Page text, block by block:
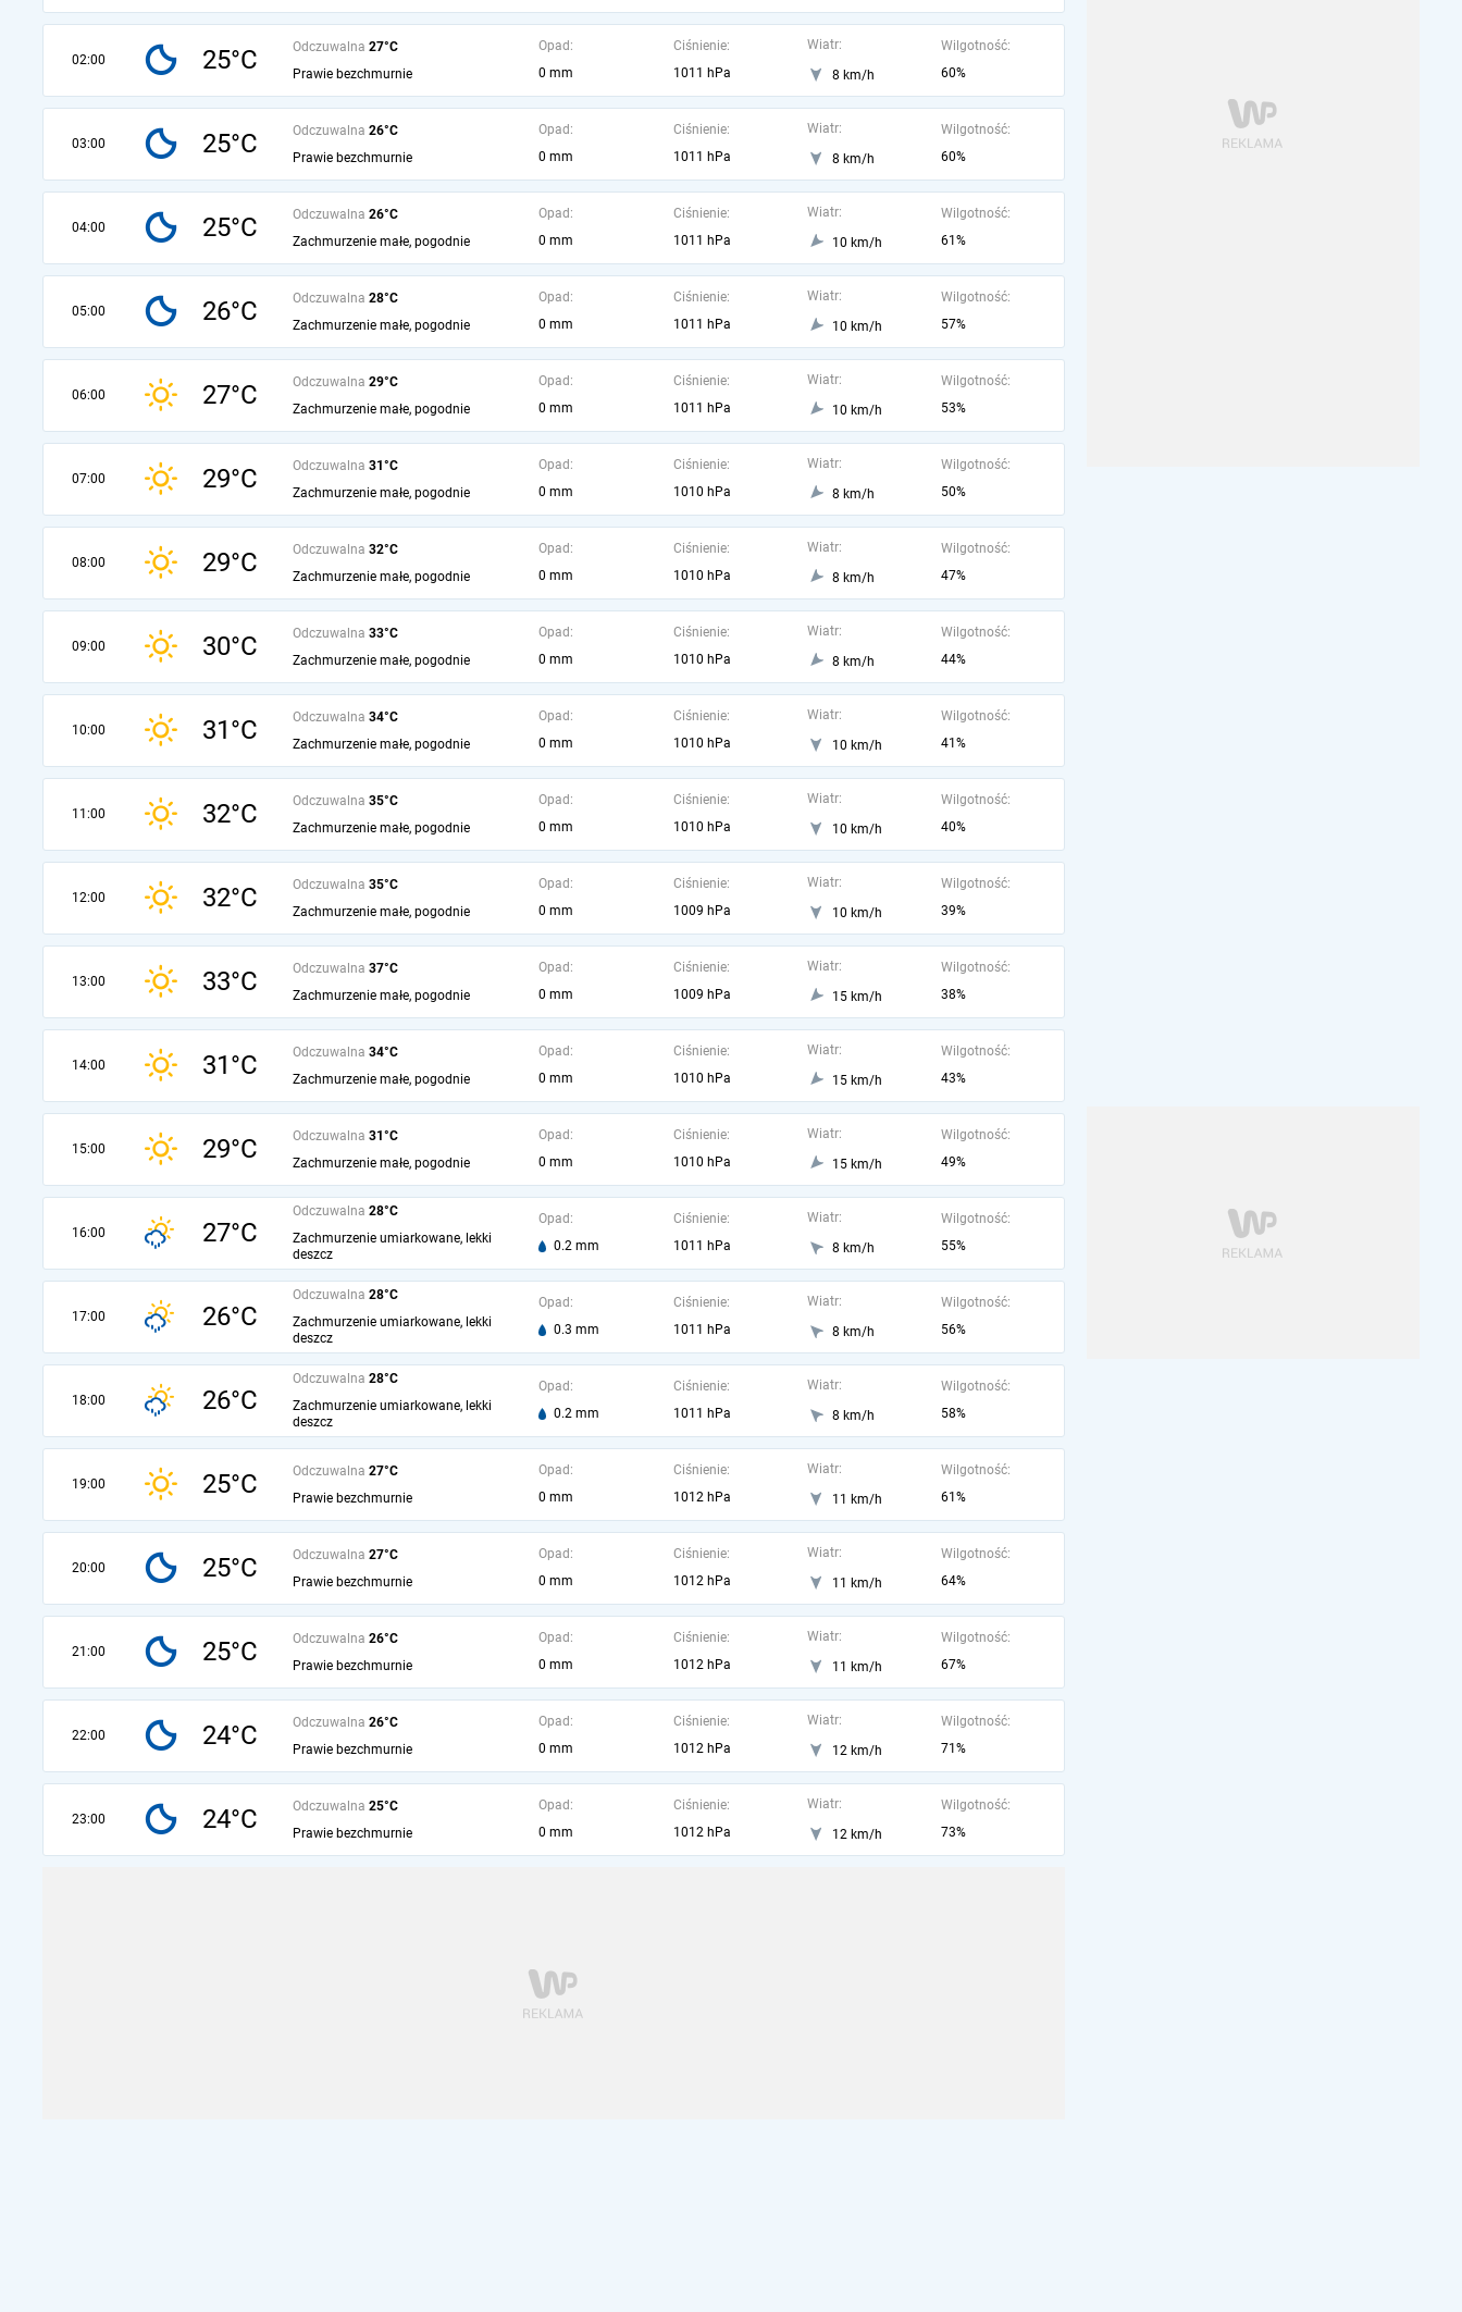
02:00 25°C Odczuwalna 27°C
Prawie bezchmurnie
Opad:
0 mm
Ciśnienie:
1011 hPa
Wiatr:
8 km/h
Wilgotność:
60%
03:00 25°C Odczuwalna 26°C
Prawie bezchmurnie
Opad:
0 mm
Ciśnienie:
1011 hPa
Wiatr:
8 km/h
Wilgotność:
60%
04:00 25°C Odczuwalna 26°C
Zachmurzenie małe, pogodnie
Opad:
0 mm
Ciśnienie:
1011 hPa
Wiatr:
10 km/h
Wilgotność:
61%
05:00 26°C Odczuwalna 28°C
Zachmurzenie małe, pogodnie
Opad:
0 mm
Ciśnienie:
1011 hPa
Wiatr:
10 km/h
Wilgotność:
57%
06:00 27°C Odczuwalna 29°C
Zachmurzenie małe, pogodnie
Opad:
0 mm
Ciśnienie:
1011 hPa
Wiatr:
10 km/h
Wilgotność:
53%
07:00 29°C Odczuwalna 31°C
Zachmurzenie małe, pogodnie
Opad:
0 mm
Ciśnienie:
1010 hPa
Wiatr:
8 km/h
Wilgotność:
50%
08:00 29°C Odczuwalna 32°C
Zachmurzenie małe, pogodnie
Opad:
0 mm
Ciśnienie:
1010 hPa
Wiatr:
8 km/h
Wilgotność:
47%
09:00 30°C Odczuwalna 33°C
Zachmurzenie małe, pogodnie
Opad:
0 mm
Ciśnienie:
1010 hPa
Wiatr:
8 km/h
Wilgotność:
44%
10:00 31°C Odczuwalna 34°C
Zachmurzenie małe, pogodnie
Opad:
0 mm
Ciśnienie:
1010 hPa
Wiatr:
10 km/h
Wilgotność:
41%
11:00 32°C Odczuwalna 35°C
Zachmurzenie małe, pogodnie
Opad:
0 mm
Ciśnienie:
1010 hPa
Wiatr:
10 km/h
Wilgotność:
40%
12:00 32°C Odczuwalna 35°C
Zachmurzenie małe, pogodnie
Opad:
0 mm
Ciśnienie:
1009 hPa
Wiatr:
10 km/h
Wilgotność:
39%
13:00 33°C Odczuwalna 37°C
Zachmurzenie małe, pogodnie
Opad:
0 mm
Ciśnienie:
1009 hPa
Wiatr:
15 km/h
Wilgotność:
38%
14:00 31°C Odczuwalna 34°C
Zachmurzenie małe, pogodnie
Opad:
0 mm
Ciśnienie:
1010 hPa
Wiatr:
15 km/h
Wilgotność:
43%
15:00 29°C Odczuwalna 31°C
Zachmurzenie małe, pogodnie
Opad:
0 mm
Ciśnienie:
1010 hPa
Wiatr:
15 km/h
Wilgotność:
49%
16:00 27°C
Odczuwalna 28°C
Zachmurzenie umiarkowane, lekki
deszcz
Opad:
0.2 mm
Ciśnienie:
1011 hPa
Wiatr:
8 km/h
Wilgotność:
55%
17:00 26°C
Odczuwalna 28°C
Zachmurzenie umiarkowane, lekki
deszcz
Opad:
0.3 mm
Ciśnienie:
1011 hPa
Wiatr:
8 km/h
Wilgotność:
56%
18:00 26°C
Odczuwalna 28°C
Zachmurzenie umiarkowane, lekki
deszcz
Opad:
0.2 mm
Ciśnienie:
1011 hPa
Wiatr:
8 km/h
Wilgotność:
58%
19:00 25°C Odczuwalna 27°C
Prawie bezchmurnie
Opad:
0 mm
Ciśnienie:
1012 hPa
Wiatr:
11 km/h
Wilgotność:
61%
20:00 25°C Odczuwalna 27°C
Prawie bezchmurnie
Opad:
0 mm
Ciśnienie:
1012 hPa
Wiatr:
11 km/h
Wilgotność:
64%
21:00 25°C Odczuwalna 26°C
Prawie bezchmurnie
Opad:
0 mm
Ciśnienie:
1012 hPa
Wiatr:
11 km/h
Wilgotność:
67%
22:00 24°C Odczuwalna 26°C
Prawie bezchmurnie
Opad:
0 mm
Ciśnienie:
1012 hPa
Wiatr:
12 km/h
Wilgotność:
71%
23:00 24°C Odczuwalna 25°C
Prawie bezchmurnie
Opad:
0 mm
Ciśnienie:
1012 hPa
Wiatr:
12 km/h
Wilgotność:
73%